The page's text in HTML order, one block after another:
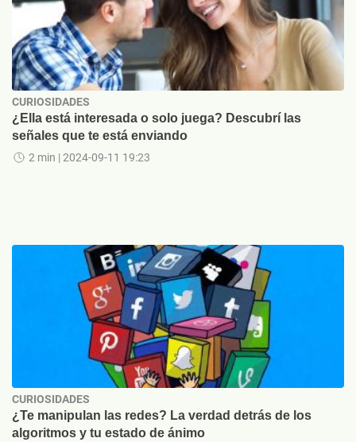
CURIOSIDADES
¿Ella está interesada o solo juega? Descubrí las
señales que te está enviando
2 min | 2024-09-11 19:23
CURIOSIDADES
¿Te manipulan las redes? La verdad detrás de los
algoritmos y tu estado de ánimo